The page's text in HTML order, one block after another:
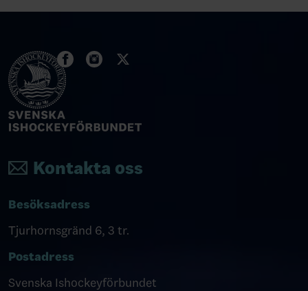
Kontakta oss
Besöksadress
Tjurhornsgränd 6, 3 tr.
Postadress
Svenska Ishockeyförbundet